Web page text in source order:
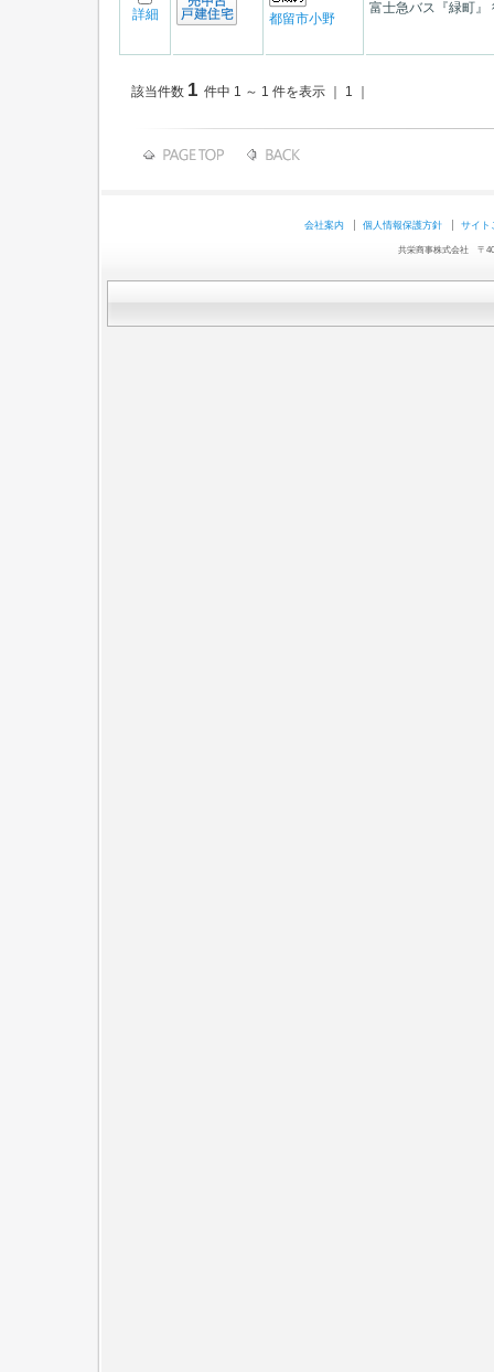
詳細 都留市小野
富士急バス『緑町』
該当件数 1 件中 1 ～ 1 件を表示 ｜ 1 ｜
会社案内 個人情報保護方針 サイト
共栄商事株式会社 〒